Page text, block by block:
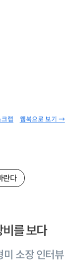
웹북으로 보기 →
크랩
란다
를 보다
미 소장 인터뷰